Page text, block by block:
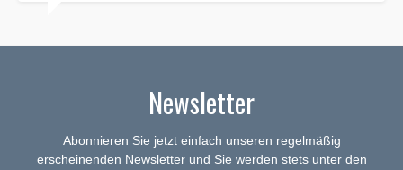
Newsletter
Abonnieren Sie jetzt einfach unseren regelmäßig
erscheinenden Newsletter und Sie werden stets unter den